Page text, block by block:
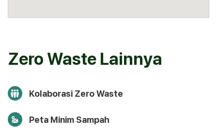
Zero Waste Lainnya
Kolaborasi Zero Waste
Peta Minim Sampah